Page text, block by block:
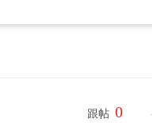
跟帖 0